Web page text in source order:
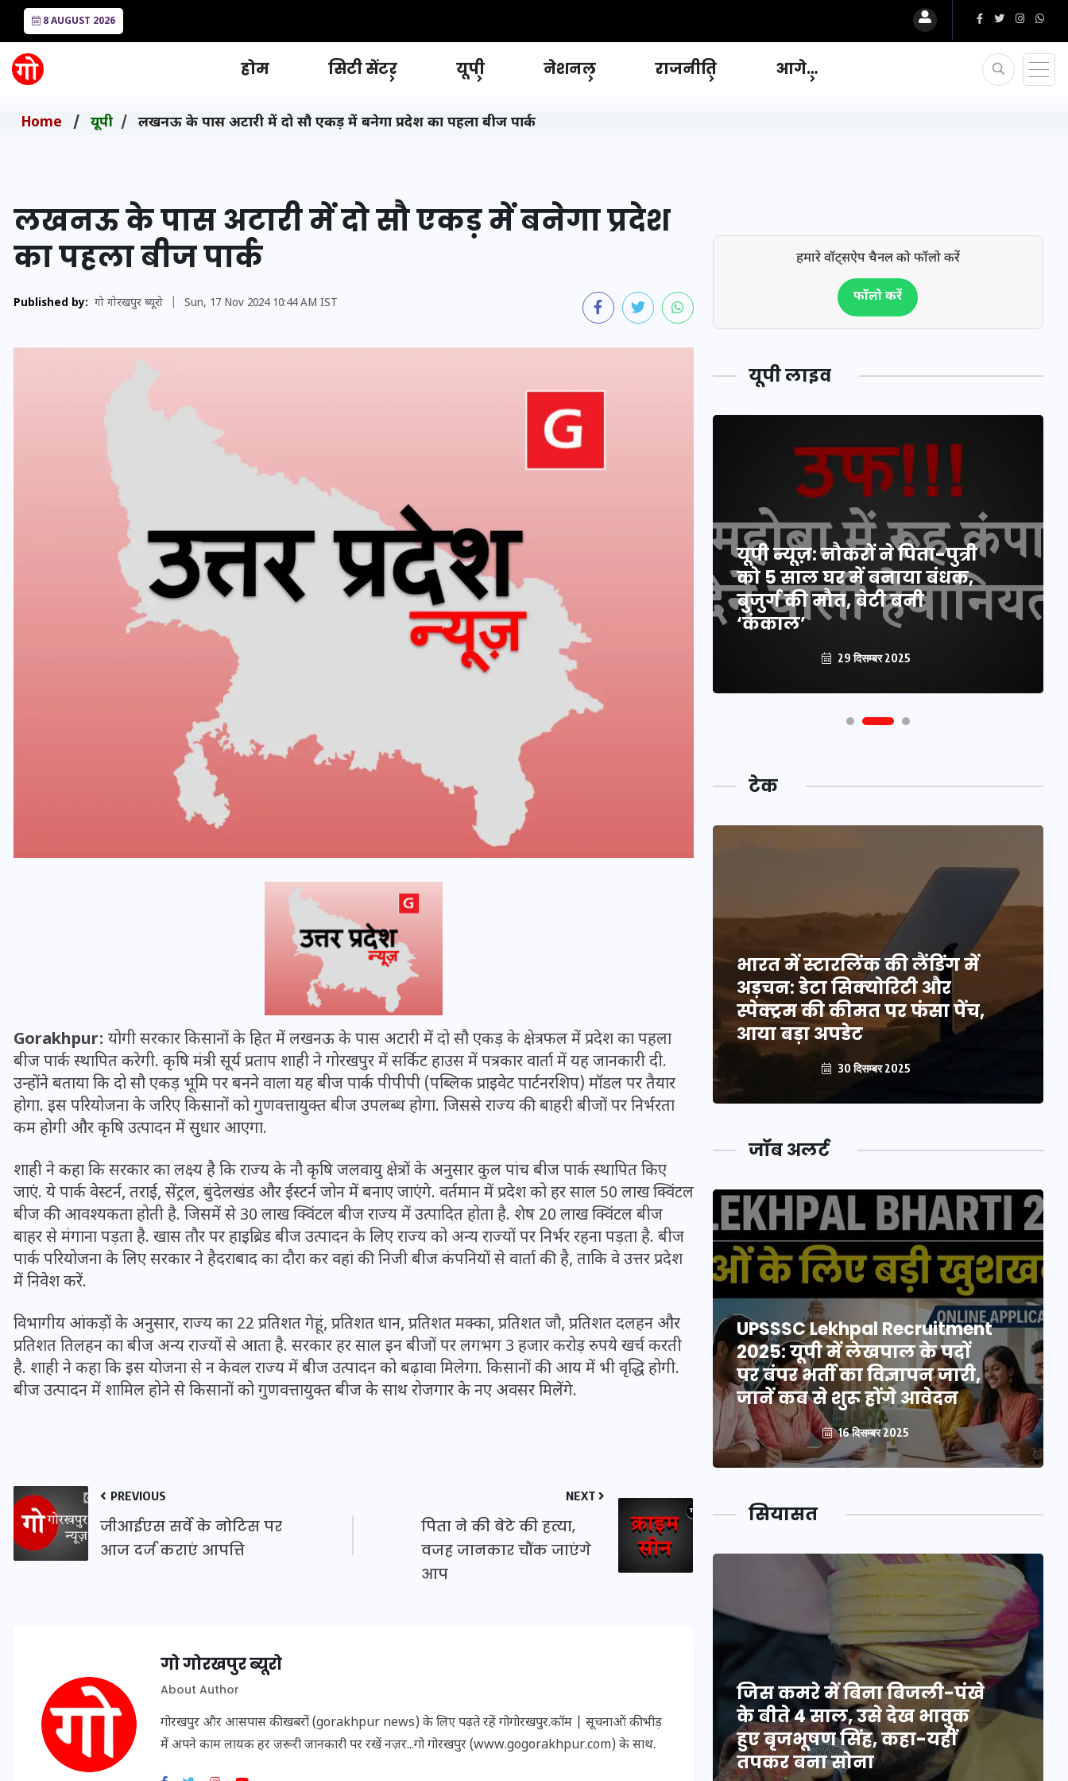
8 AUGUST 2026
होम सिटी सेंटर यूपी नेशनल राजनीति आगे…
Home यूपी लखनऊ के पास अटारी में दो सौ एकड़ में बनेगा प्रदेश का पहला बीज पार्क
लखनऊ के पास अटारी में दो सौ एकड़ में बनेगा प्रदेश
का पहला बीज पार्क
Published by: गो गोरखपुर ब्यूरो Sun, 17 Nov 2024 10:44 AM IST
Gorakhpur: योगी सरकार किसानों के हित में लखनऊ के पास अटारी में दो सौ एकड़ के क्षेत्रफल में प्रदेश का पहला
बीज पार्क स्थापित करेगी. कृषि मंत्री सूर्य प्रताप शाही ने गोरखपुर में सर्किट हाउस में पत्रकार वार्ता में यह जानकारी दी.
उन्होंने बताया कि दो सौ एकड़ भूमि पर बनने वाला यह बीज पार्क पीपीपी (पब्लिक प्राइवेट पार्टनरशिप) मॉडल पर तैयार
होगा. इस परियोजना के जरिए किसानों को गुणवत्तायुक्त बीज उपलब्ध होगा. जिससे राज्य की बाहरी बीजों पर निर्भरता
कम होगी और कृषि उत्पादन में सुधार आएगा.
शाही ने कहा कि सरकार का लक्ष्य है कि राज्य के नौ कृषि जलवायु क्षेत्रों के अनुसार कुल पांच बीज पार्क स्थापित किए
जाएं. ये पार्क वेस्टर्न, तराई, सेंट्रल, बुंदेलखंड और ईस्टर्न जोन में बनाए जाएंगे. वर्तमान में प्रदेश को हर साल 50 लाख क्विंटल
बीज की आवश्यकता होती है. जिसमें से 30 लाख क्विंटल बीज राज्य में उत्पादित होता है. शेष 20 लाख क्विंटल बीज
बाहर से मंगाना पड़ता है. खास तौर पर हाइब्रिड बीज उत्पादन के लिए राज्य को अन्य राज्यों पर निर्भर रहना पड़ता है. बीज
पार्क परियोजना के लिए सरकार ने हैदराबाद का दौरा कर वहां की निजी बीज कंपनियों से वार्ता की है, ताकि वे उत्तर प्रदेश
में निवेश करें.
विभागीय आंकड़ों के अनुसार, राज्य का 22 प्रतिशत गेहूं, प्रतिशत धान, प्रतिशत मक्का, प्रतिशत जौ, प्रतिशत दलहन और
प्रतिशत तिलहन का बीज अन्य राज्यों से आता है. सरकार हर साल इन बीजों पर लगभग 3 हजार करोड़ रुपये खर्च करती
है. शाही ने कहा कि इस योजना से न केवल राज्य में बीज उत्पादन को बढ़ावा मिलेगा. किसानों की आय में भी वृद्धि होगी.
बीज उत्पादन में शामिल होने से किसानों को गुणवत्तायुक्त बीज के साथ रोजगार के नए अवसर मिलेंगे.
PREVIOUS
जीआईएस सर्वे के नोटिस पर
आज दर्ज कराएं आपत्ति
NEXT
पिता ने की बेटे की हत्या,
वजह जानकार चौंक जाएंगे
आप
गो गोरखपुर ब्यूरो
About Author
गोरखपुर और आसपास की खबरों (gorakhpur news) के लिए पढ़ते रहें गोगोरखपुर.कॉम | सूचनाओं की भीड़
में अपने काम लायक हर जरूरी जानकारी पर रखें नज़र...गो गोरखपुर (www.gogorakhpur.com) के साथ.
हमारे वॉट्सऐप चैनल को फॉलो करें
फॉलो करें
यूपी लाइव
यूपी लेखपाल भर्ती: ओबीसी को
मिली बड़ी राहत, 2158 पदों पर
बंपर वैकेंसी, जनरल कोटे में भारी
कटौती
29 दिसम्बर 2025
वोटर लिस्ट पुनरीक्षण कार्यक्रम में
हुआ बदलाव, देखें नई तारीखों की
पूरी लिस्ट
30 दिसम्बर 2025
यूपी न्यूज़: नौकरों ने पिता-पुत्री
को 5 साल घर में बनाया बंधक,
बुजुर्ग की मौत, बेटी बनी
‘कंकाल’
29 दिसम्बर 2025
टेक
भारत में स्टारलिंक की लैंडिंग में
स्पेक्ट्रम की कीमत पर फंसा पेंच,
आया बड़ा अपडेट
30 दिसम्बर 2025
भारत में स्टारलिंक की लैंडिंग में
अड़चन: डेटा सिक्योरिटी और
स्पेक्ट्रम की कीमत पर फंसा पेंच,
आया बड़ा अपडेट
30 दिसम्बर 2025
भारत में स्टारलिंक की लैंडिंग में
अड़चन: डेटा सिक्योरिटी और
स्पेक्ट्रम की कीमत पर फंसा पेंच,
आया बड़ा अपडेट
30 दिसम्बर 2025
जॉब अलर्ट
UPSSSC Lekhpal Recruitment
2025: यूपी में लेखपाल के पदों
पर बंपर भर्ती का विज्ञापन जारी,
जानें कब से शुरू होंगे आवेदन
UPSSSC Lekhpal Recruitment
2025: यूपी में लेखपाल के पदों
पर बंपर भर्ती का विज्ञापन जारी,
जानें कब से शुरू होंगे आवेदन
UPSSSC Lekhpal Recruitment
2025: यूपी में लेखपाल के पदों
पर बंपर भर्ती का विज्ञापन जारी,
जानें कब से शुरू होंगे आवेदन
16 दिसम्बर 2025
सियासत
जिस कमरे में बिना बिजली-पंखे
के बीते 4 साल, उसे देख भावुक
हुए बृजभूषण सिंह, कहा-यहीं
तपकर बना सोना
के बीते 4 साल, उसे देख भावुक
हुए बृजभूषण सिंह, कहा-यहीं
जिस कमरे में बिना बिजली-पंखे
के बीते 4 साल, उसे देख भावुक
हुए बृजभूषण सिंह, कहा-यहीं
तपकर बना सोना